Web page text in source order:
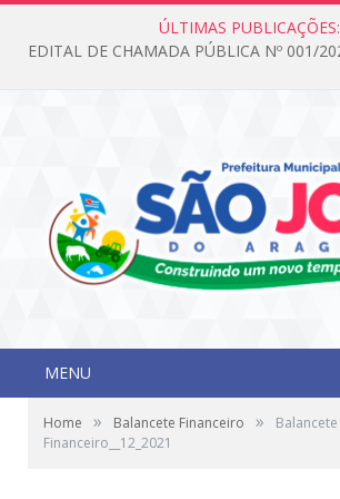
ÚLTIMAS PUBLICAÇÕES:
MENU
Home » Balancete Financeiro »
Balancete
Financeiro__12_2021